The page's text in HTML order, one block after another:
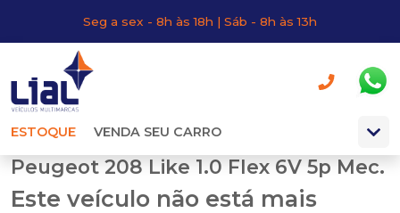
Seg a sex - 8h às 18h | Sáb - 8h às 13h
ESTOQUE VENDA SEU CARRO
Peugeot 208 Like 1.0 Flex 6V 5p Mec.
Este veículo não está mais